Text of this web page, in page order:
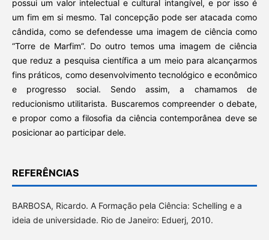
possui um valor intelectual e cultural intangível, e por isso é
um fim em si mesmo. Tal concepção pode ser atacada como
cândida, como se defendesse uma imagem de ciência como
“Torre de Marfim”. Do outro temos uma imagem de ciência
que reduz a pesquisa científica a um meio para alcançarmos
fins práticos, como desenvolvimento tecnológico e econômico
e progresso social. Sendo assim, a chamamos de
reducionismo utilitarista. Buscaremos compreender o debate,
e propor como a filosofia da ciência contemporânea deve se
posicionar ao participar dele.
REFERÊNCIAS
BARBOSA, Ricardo. A Formação pela Ciência: Schelling e a
ideia de universidade. Rio de Janeiro: Eduerj, 2010.